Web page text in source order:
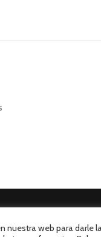
nuestra web para darle